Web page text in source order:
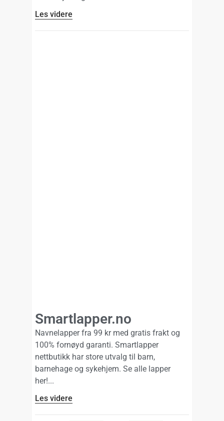
Les videre
Smartlapper.no
Navnelapper fra 99 kr med gratis frakt og
100% fornøyd garanti. Smartlapper
nettbutikk har store utvalg til barn,
barnehage og sykehjem. Se alle lapper
her!
Les videre